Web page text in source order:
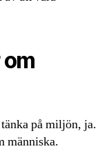
på miljön, ja.
människa.